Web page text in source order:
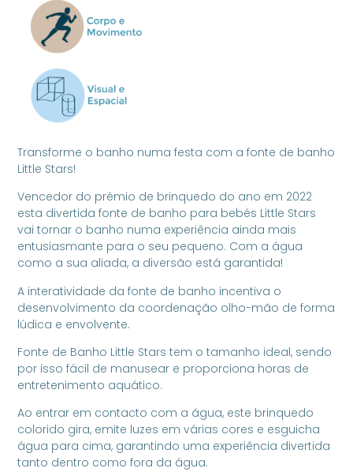
Transforme o banho numa festa com a fonte de banho
Little Stars!
Vencedor do prémio de brinquedo do ano em 2022
esta divertida fonte de banho para bebés Little Stars
vai tornar o banho numa experiência ainda mais
entusiasmante para o seu pequeno. Com a água
como a sua aliada, a diversão está garantida!
A interatividade da fonte de banho incentiva o
desenvolvimento da coordenação olho-mão de forma
lúdica e envolvente.
Fonte de Banho Little Stars tem o tamanho ideal, sendo
por isso fácil de manusear e proporciona horas de
entretenimento aquático.
Ao entrar em contacto com a água, este brinquedo
colorido gira, emite luzes em várias cores e esguicha
água para cima, garantindo uma experiência divertida
tanto dentro como fora da água.